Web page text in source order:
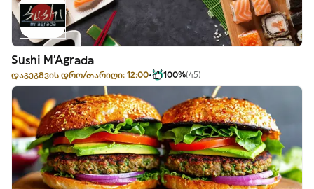
Sushi M'Agrada
დაგეგმვის დრო/თარიღი: 12:00 100%(45)